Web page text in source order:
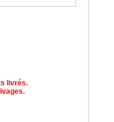
livrés.